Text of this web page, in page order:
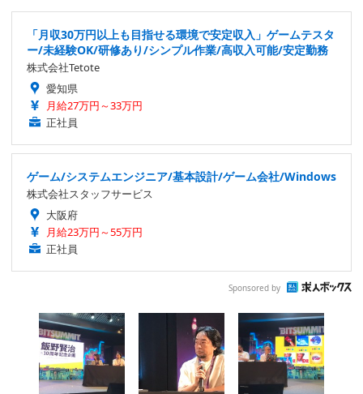
「月収30万円以上も目指せる環境で安定収入」ゲームテスタ
ー/未経験OK/研修あり/シンプル作業/高収入可能/安定勤務
株式会社Tetote
愛知県
月給27万円～33万円
正社員
ゲーム/システムエンジニア/基本設計/ゲーム会社/Windows
株式会社スタッフサービス
大阪府
月給23万円～55万円
正社員
Sponsored by